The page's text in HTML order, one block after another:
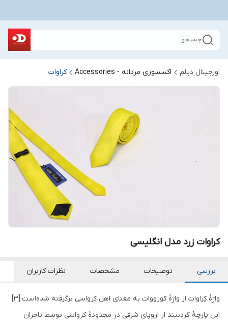
جستجو
اورجینال دیلم اکسسوری مردانه - Accessories کراوات
کراوات زرد مدل انگلیسی
بررسی توضیحات مشخصات نظرات کاربران
واژهٔ کِراوات از واژهٔ کورووات به معنای اهل کرواسی برگرفته شده‌است.[۳]
این پارچهٔ گردنبند از اروپای شرقی در محدودهٔ کرواسی توسط تاجران